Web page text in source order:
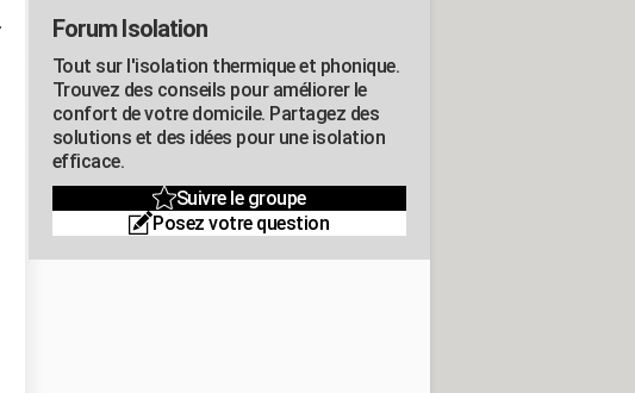
Forum Isolation
Tout sur l'isolation thermique et phonique.
Trouvez des conseils pour améliorer le
confort de votre domicile. Partagez des
solutions et des idées pour une isolation
efficace.
Suivre le groupe
Posez votre question